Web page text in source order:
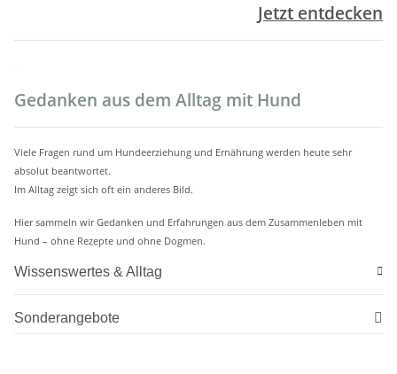
Jetzt entdecken
Gedanken aus dem Alltag mit Hund
Viele Fragen rund um Hundeerziehung und Ernährung werden heute sehr
absolut beantwortet.
Im Alltag zeigt sich oft ein anderes Bild.
Hier sammeln wir Gedanken und Erfahrungen aus dem Zusammenleben mit
Hund – ohne Rezepte und ohne Dogmen.
Wissenswertes & Alltag
Sonderangebote